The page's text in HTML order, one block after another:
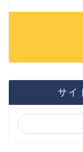
サイ